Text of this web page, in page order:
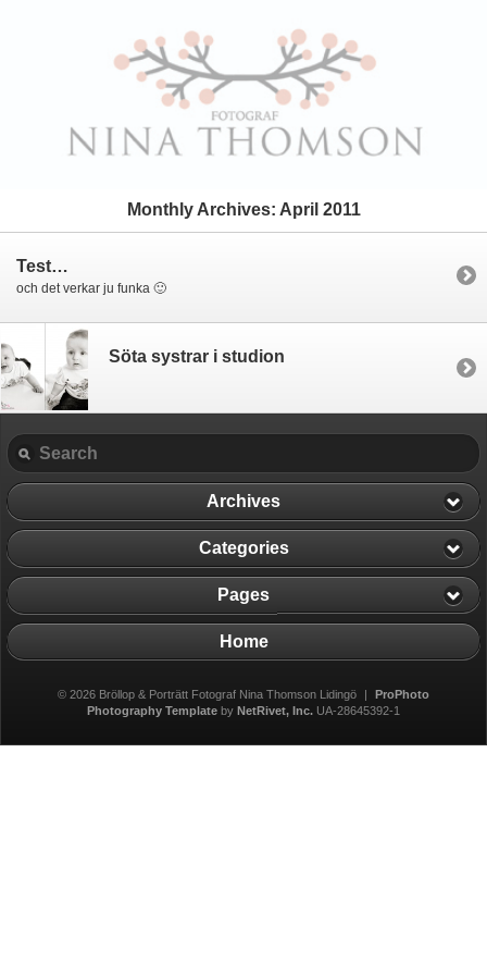
Monthly Archives: April 2011
Test…
och det verkar ju funka 🙂
Söta systrar i studion
Archives
Categories
Pages
Home
© 2026 Bröllop & Porträtt Fotograf Nina Thomson Lidingö
ProPhoto
Photography Template by NetRivet, Inc. UA-28645392-1